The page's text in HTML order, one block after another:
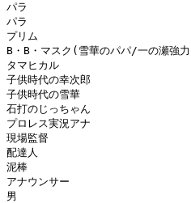
パラ　　　　　　　　　　　　　　
パラ　　　　　　　　　　　　　　　
プリム　　　　　　　　　　　　　
B・B・マスク(雪華のパパ/一の瀬強
タマヒカル　　　　　　　　　　　
子供時代の幸次郎　　　　　　　　
子供時代の雪華　　　　　　　　　
石打のじっちゃん　　　　　　　　
プロレス実況アナ　　　　　　　　　
現場監督　　　　　　　　　　　　　
配達人　　　　　　　　　　　　　
泥棒　　　　　　　　　　　　　　　
アナウンサー　　　　　　　　　　
男　　　　　　　　　　　　　　　